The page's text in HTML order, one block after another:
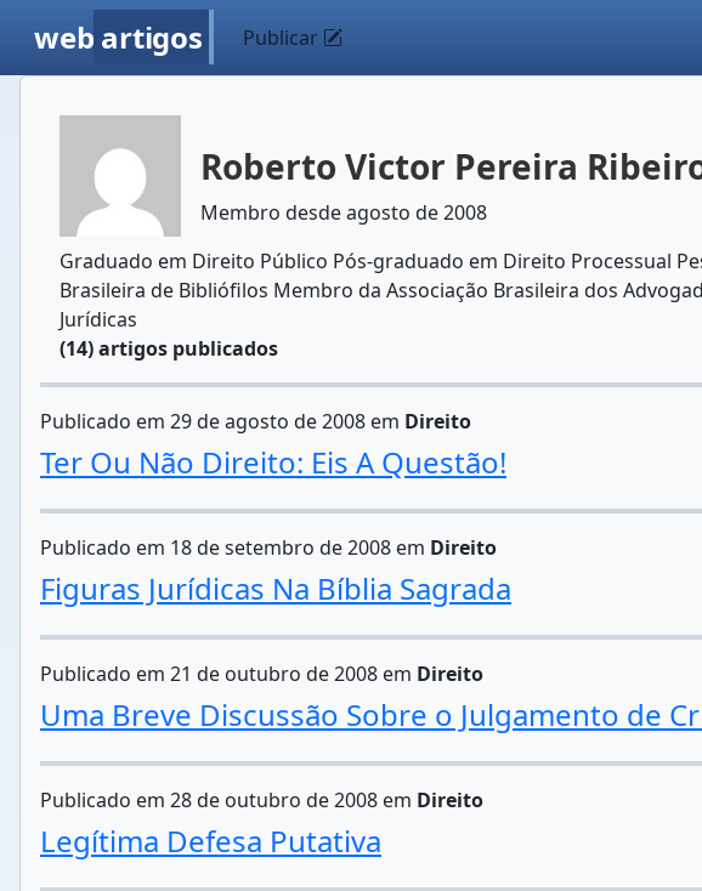
web artigos Publicar
Roberto Victor Pereira
Membro desde agosto de 2008
Graduado em Direito Público Pós-graduado em Direito Processual
Brasileira de Bibliófilos Membro da Associação Brasileira dos
Jurídicas
(14) artigos publicados
Publicado em 29 de agosto de 2008 em Direito
Ter Ou Não Direito: Eis A Questão!
Publicado em 18 de setembro de 2008 em Direito
Figuras Jurídicas Na Bíblia Sagrada
Publicado em 21 de outubro de 2008 em Direito
Uma Breve Discussão Sobre o Julgamento de
Publicado em 28 de outubro de 2008 em Direito
Legítima Defesa Putativa